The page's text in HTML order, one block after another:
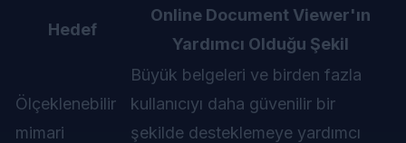
Hedef
Online Document Viewer'ın
Yardımcı Olduğu Şekil
Ölçeklenebilir
mimari
Büyük belgeleri ve birden fazla
kullanıcıyı daha güvenilir bir
şekilde desteklemeye yardımcı